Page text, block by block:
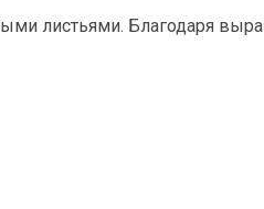
листьями. Благодаря